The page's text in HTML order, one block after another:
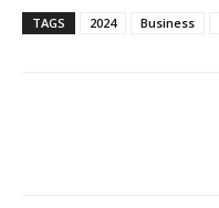
TAGS 2024 Business